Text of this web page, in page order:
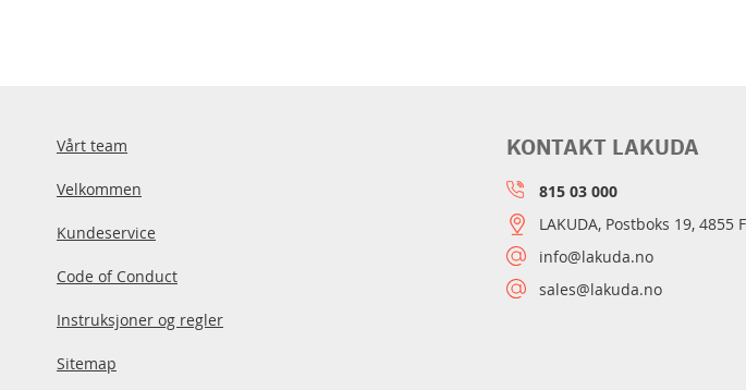
Vårt team
Velkommen
Kundeservice
Code of Conduct
Instruksjoner og regler
Sitemap
KONTAKT LAKUDA
815 03 000
LAKUDA, Postboks 19, 4855
info@lakuda.no
sales@lakuda.no